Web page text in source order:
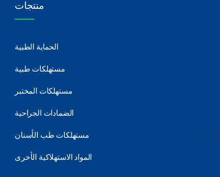
منتجات
الحماية الطبية
مستهلكات طبية
مستهلكات المختبر
الضمادات الجراحية
مستهلكات طب الأسنان
المواد الاستهلاكية الأخرى